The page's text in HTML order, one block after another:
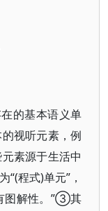
的基本语义单
视听元素，例
素源于生活中
程式)单元”，
图解性。”③其